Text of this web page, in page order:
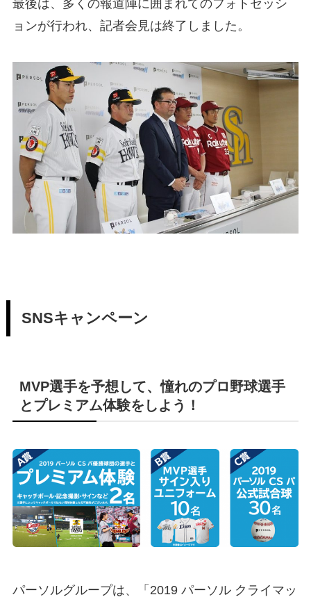
最後は、多くの報道陣に囲まれてのフォトセッシ
ョンが行われ、記者会見は終了しました。
SNSキャンペーン
MVP選手を予想して、憧れのプロ野球選手
とプレミアム体験をしよう！
パーソルグループは、「2019 パーソル クライマッ